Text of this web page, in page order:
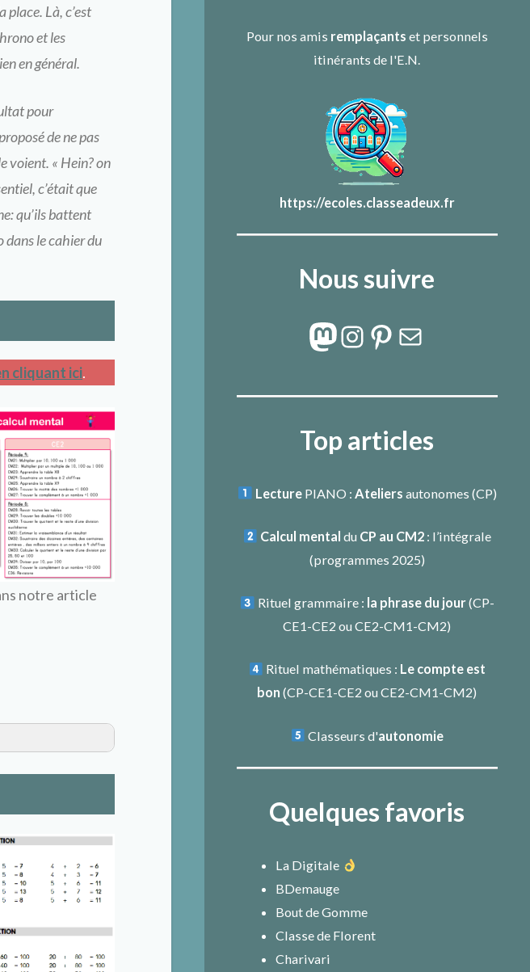
place. Là, c’est
et les
en général.
pour
de ne pas
voient. « Hein? on
c’était que
qu’ils battent
dans le cahier du
cliquant ici.
notre article
Pour nos amis remplaçants et personnels
itinérants de l'E.N.
https://ecoles.classeadeux.fr
Nous suivre
Mastodon
Instagram
Pinterest
E-mail
Top articles
LecturePIANO : Ateliers autonomes (CP)
Calcul mental du CP au CM2 : l’intégrale
(programmes 2025)
Rituel grammaire : la phrase du jour(CP-
CE1-CE2 ouCE2-CM1-CM2)
Rituel mathématiques : Le compte est
bon (CP-CE1-CE2 ouCE2-CM1-CM2)
Classeurs d'autonomie
Quelques favoris
La Digitale
BDemauge
Bout de Gomme
Classe de Florent
Charivari